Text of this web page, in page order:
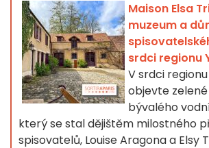
Maison Elsa
muzeum a
srdci regionu
V srdci
objevte
bývalého
který se stal dějištěm milostného
spisovatelů, Louise Aragona a Elsy